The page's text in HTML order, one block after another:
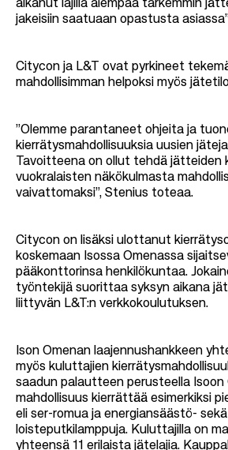
alkanut lajilla aiempaa tarkemmin
jakeisiin saatuaan opastusta
Citycon ja L&T ovat pyrkineet
mahdollisimman helpoksi myös
”Olemme parantaneet ohjeita ja
kierrätysmahdollisuuksia uusien
Tavoitteena on ollut tehdä jätteiden
vuokralaisten näkökulmasta
vaivattomaksi”, Stenius toteaa.
Citycon on lisäksi ulottanut
koskemaan Isossa Omenassa
pääkonttorinsa henkilökuntaa.
työntekijä suorittaa syksyn aikana
liittyvän L&T:n verkkokoulutuksen.
Ison Omenan laajennushankkeen
myös kuluttajien
saadun palautteen perusteella
mahdollisuus kierrättää esimerkiksi
eli ser-romua ja energiansäästö- sekä
loisteputkilamppuja. Kuluttajilla on
yhteensä 11 erilaista jätelajia.